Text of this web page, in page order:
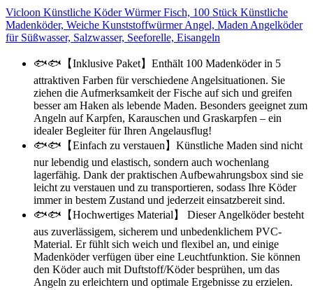
Vicloon Künstliche Köder Würmer Fisch, 100 Stück Künstliche
Madenköder, Weiche Kunststoffwürmer Angel, Maden Angelköder
für Süßwasser, Salzwasser, Seeforelle, Eisangeln
🐟🐟【Inklusive Paket】Enthält 100 Madenköder in 5
attraktiven Farben für verschiedene Angelsituationen. Sie
ziehen die Aufmerksamkeit der Fische auf sich und greifen
besser am Haken als lebende Maden. Besonders geeignet zum
Angeln auf Karpfen, Karauschen und Graskarpfen – ein
idealer Begleiter für Ihren Angelausflug!
🐟🐟【Einfach zu verstauen】Künstliche Maden sind nicht
nur lebendig und elastisch, sondern auch wochenlang
lagerfähig. Dank der praktischen Aufbewahrungsbox sind sie
leicht zu verstauen und zu transportieren, sodass Ihre Köder
immer in bestem Zustand und jederzeit einsatzbereit sind.
🐟🐟【Hochwertiges Material】 Dieser Angelköder besteht
aus zuverlässigem, sicherem und unbedenklichem PVC-
Material. Er fühlt sich weich und flexibel an, und einige
Madenköder verfügen über eine Leuchtfunktion. Sie können
den Köder auch mit Duftstoff/Köder besprühen, um das
Angeln zu erleichtern und optimale Ergebnisse zu erzielen.